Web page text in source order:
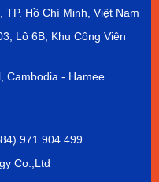
TP. Hồ Chí Minh, Việt Nam
Lô 6B, Khu Công Viên
Cambodia - Hamee
971 904 499
Co.,Ltd